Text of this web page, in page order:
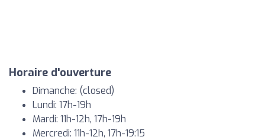
Horaire d'ouverture
Dimanche: (closed)
Lundi: 17h-19h
Mardi: 11h-12h, 17h-19h
Mercredi: 11h-12h, 17h-19:15